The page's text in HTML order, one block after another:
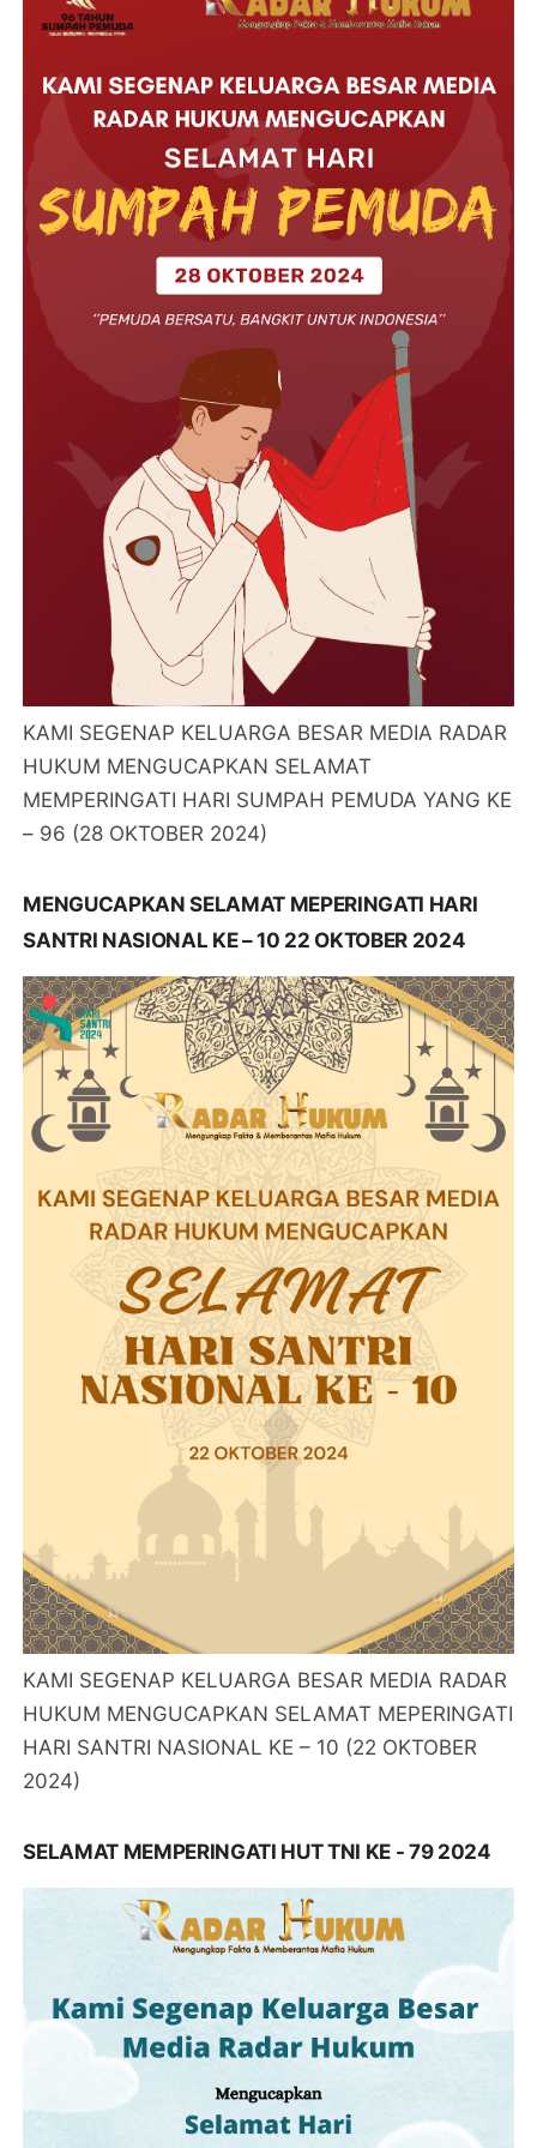
KAMI SEGENAP KELUARGA BESAR MEDIA RADAR
HUKUM MENGUCAPKAN SELAMAT
MEMPERINGATI HARI SUMPAH PEMUDA YANG KE
– 96 (28 OKTOBER 2024)
MENGUCAPKAN SELAMAT MEPERINGATI HARI
SANTRI NASIONAL KE – 10 22 OKTOBER 2024
KAMI SEGENAP KELUARGA BESAR MEDIA RADAR
HUKUM MENGUCAPKAN SELAMAT MEPERINGATI
HARI SANTRI NASIONAL KE – 10 (22 OKTOBER
2024)
SELAMAT MEMPERINGATI HUT TNI KE - 79 2024